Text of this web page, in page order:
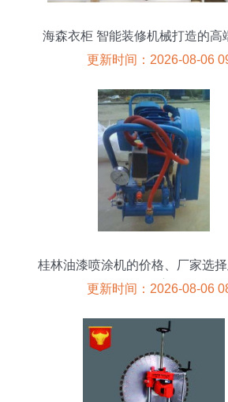
海森衣柜 智能装修机械打造的高
更新时间：2026-08-06
桂林油漆喷涂机的价格、厂家选
的应用分析
更新时间：2026-08-06